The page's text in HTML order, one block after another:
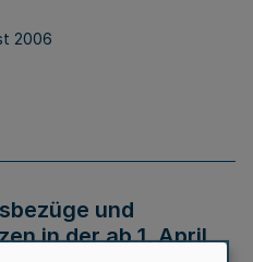
2006
und
in der ab 1. April